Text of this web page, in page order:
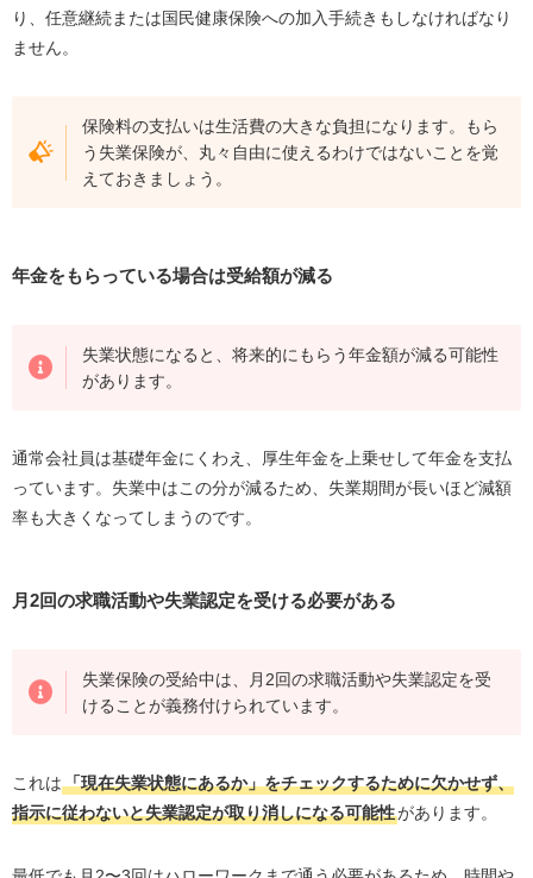
り、任意継続または国民健康保険への加入手続きもしなければなり
ません。
保険料の支払いは生活費の大きな負担になります。もら
う失業保険が、丸々自由に使えるわけではないことを覚
えておきましょう。
年金をもらっている場合は受給額が減る
失業状態になると、将来的にもらう年金額が減る可能性
があります。
通常会社員は基礎年金にくわえ、厚生年金を上乗せして年金を支払
っています。失業中はこの分が減るため、失業期間が長いほど減額
率も大きくなってしまうのです。
月2回の求職活動や失業認定を受ける必要がある
失業保険の受給中は、月2回の求職活動や失業認定を受
けることが義務付けられています。
これは「現在失業状態にあるか」をチェックするために欠かせず、
指示に従わないと失業認定が取り消しになる可能性があります。